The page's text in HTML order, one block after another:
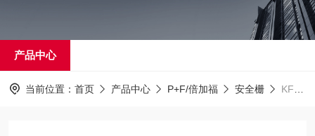
产品中心
当前位置： 首页 产品中心 P+F/倍加福 安全栅 KFD2-CR4-1.20现货倍加福安全栅P+F一级代理